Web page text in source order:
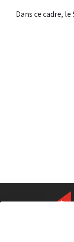
Dans ce cadre,